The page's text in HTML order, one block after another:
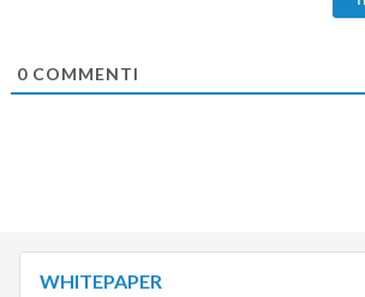
0COMMENTI
WHITEPAPER